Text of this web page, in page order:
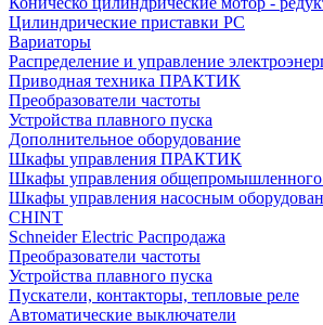
Цилиндрические приставки PC
Вариаторы
Распределение и управление
Приводная техника ПРАКТИК
Преобразователи частоты
Устройства плавного пуска
Дополнительное оборудование
Шкафы управления ПРАКТИК
Шкафы управления общепромышленного
Шкафы управления насосным
CHINT
Schneider Electric Распродажа
Преобразователи частоты
Устройства плавного пуска
Пускатели, контакторы, тепловые реле
Автоматические выключатели